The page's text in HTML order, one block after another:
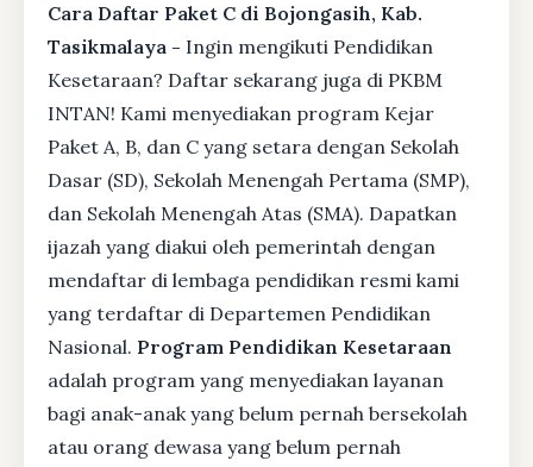
Cara Daftar Paket C di Bojongasih, Kab.
Tasikmalaya - Ingin mengikuti Pendidikan
Kesetaraan? Daftar sekarang juga di PKBM
INTAN! Kami menyediakan program Kejar
Paket A, B, dan C yang setara dengan Sekolah
Dasar (SD), Sekolah Menengah Pertama (SMP),
dan Sekolah Menengah Atas (SMA). Dapatkan
ijazah yang diakui oleh pemerintah dengan
mendaftar di lembaga pendidikan resmi kami
yang terdaftar di Departemen Pendidikan
Nasional. Program Pendidikan Kesetaraan
adalah program yang menyediakan layanan
bagi anak-anak yang belum pernah bersekolah
atau orang dewasa yang belum pernah